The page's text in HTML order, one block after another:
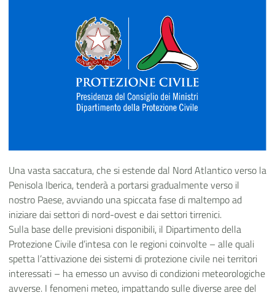
Una vasta saccatura, che si estende dal Nord Atlantico verso la
Penisola Iberica, tenderà a portarsi gradualmente verso il
nostro Paese, avviando una spiccata fase di maltempo ad
iniziare dai settori di nord-ovest e dai settori tirrenici.
Sulla base delle previsioni disponibili, il Dipartimento della
Protezione Civile d’intesa con le regioni coinvolte – alle quali
spetta l’attivazione dei sistemi di protezione civile nei territori
interessati – ha emesso un avviso di condizioni meteorologiche
avverse. I fenomeni meteo, impattando sulle diverse aree del